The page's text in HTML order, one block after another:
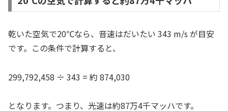
乾いた空気で20℃なら、音速はだいたい 343 m/s が目安
です。この条件で計算すると、
299,792,458 ÷ 343 = 約 874,030
となります。つまり、光速は約87万4千マッハです。